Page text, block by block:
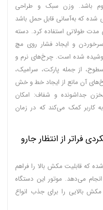
باشد. وزن سبک و طراحی
شده که به‌آسانی قابل حمل باشد
مدت طولانی استفاده کرد. دسته
و ایجاد فشار روی مچ
شده است. چرخ‌های نرم و
از جمله پارکت، سرامیک،
آن مانع از ایجاد خط و خش
جداشونده و شفاف: امکان
کاربر کمک می‌کند که در زمان
فراتر از انتظار جارو
که قابلیت مکش بالا را فراهم
می‌دهد. موتور این دستگاه
قدرت مکش بالایی را برای جذب انواع